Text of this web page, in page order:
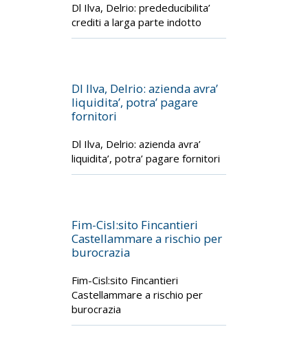
Dl Ilva, Delrio: prededucibilita’
crediti a larga parte indotto
Dl Ilva, Delrio: azienda avra’
liquidita’, potra’ pagare
fornitori
Dl Ilva, Delrio: azienda avra’
liquidita’, potra’ pagare fornitori
Fim-Cisl:sito Fincantieri
Castellammare a rischio per
burocrazia
Fim-Cisl:sito Fincantieri
Castellammare a rischio per
burocrazia